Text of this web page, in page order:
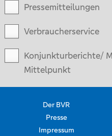
Pressemitteilungen
Verbraucherservice
Konjunkturberichte/
Mittelpunkt
Der BVR
Presse
Impressum